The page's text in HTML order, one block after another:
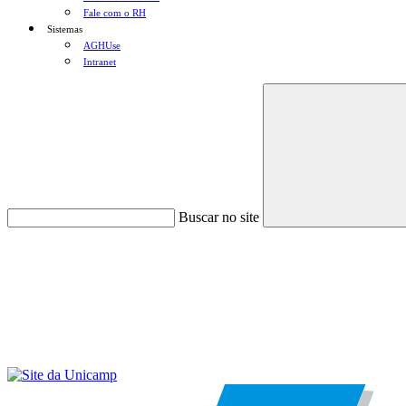
Fale com o RH
Sistemas
AGHUse
Intranet
Buscar no site